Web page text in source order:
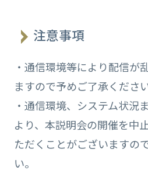
注意事項
・通信環境等により配信が
ますので予めご了承ください
・通信環境、システム状況
より、本説明会の開催を中
ただくことがございますの
い。